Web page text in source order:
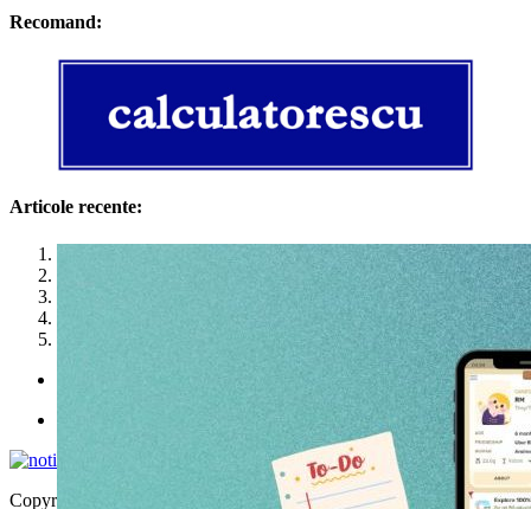
Recomand:
Articole recente:
Politica de utilizare cookies
Copyright © 2026 | WordPress Theme byMH Themes